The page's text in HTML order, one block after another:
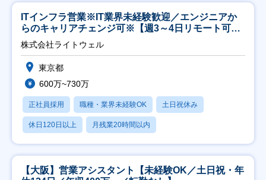
ITインフラ営業※IT業界未経験歓迎／エンジニアか
らのキャリアチェンジ可※【週3～4日リモート可
能】
株式会社ライトウェル
東京都
600万~730万
正社員採用 職種・業界未経験OK 土日祝休み
休日120日以上 月残業20時間以内
【大阪】営業アシスタント【未経験OK／土日祝・年